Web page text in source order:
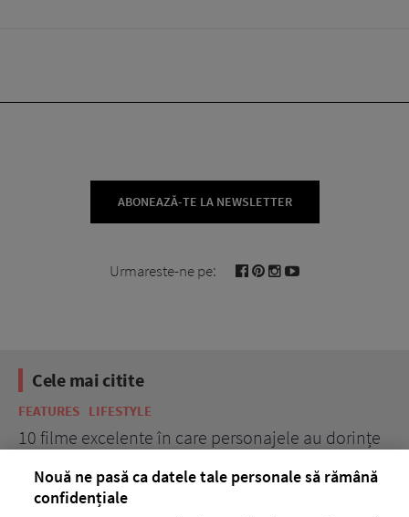
ABONEAZĂ-TE LA NEWSLETTER
Urmareste-ne pe:
Cele mai citite
FEATURES LIFESTYLE
10 filme excelente în care personajele au dorințe
Nouă ne pasă ca datele tale personale să rămână
confidențiale